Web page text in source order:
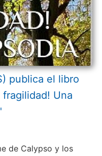
publica el libro
fragilidad! Una
de Calypso y los